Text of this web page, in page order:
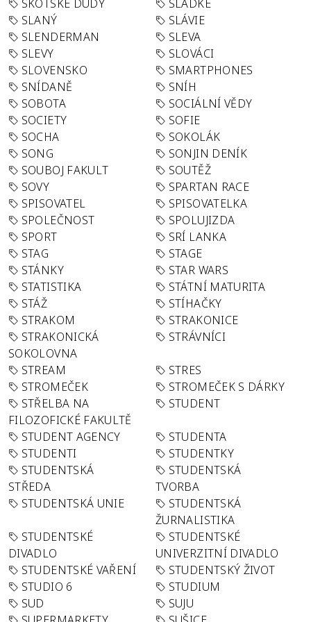
SKOTSKÉ DUDY
SLADKÉ
SLANÝ
SLÁVIE
SLENDERMAN
SLEVA
SLEVY
SLOVÁCI
SLOVENSKO
SMARTPHONES
SNÍDANĚ
SNÍH
SOBOTA
SOCIÁLNÍ VĚDY
SOCIETY
SOFIE
SOCHA
SOKOLÁK
SONG
SONJIN DENÍK
SOUBOJ FAKULT
SOUTĚŽ
SOVY
SPARTAN RACE
SPISOVATEL
SPISOVATELKA
SPOLEČNOST
SPOLUJIZDA
SPORT
SRÍ LANKA
STAG
STAGE
STÁNKY
STAR WARS
STATISTIKA
STÁTNÍ MATURITA
STÁŽ
STÍHAČKY
STRAKOM
STRAKONICE
STRAKONICKÁ
SOKOLOVNA
STRÁVNÍCI
STREAM
STRES
STROMEČEK
STROMEČEK S DÁRKY
STŘELBA NA
FILOZOFICKÉ FAKULTĚ
STUDENT
STUDENT AGENCY
STUDENTA
STUDENTI
STUDENTKY
STUDENTSKÁ
STŘEDA
STUDENTSKÁ
TVORBA
STUDENTSKÁ UNIE
STUDENTSKÁ
ŽURNALISTIKA
STUDENTSKÉ
DIVADLO
STUDENTSKÉ
UNIVERZITNÍ DIVADLO
STUDENTSKÉ VAŘENÍ
STUDENTSKÝ ŽIVOT
STUDIO 6
STUDIUM
SUD
SUJU